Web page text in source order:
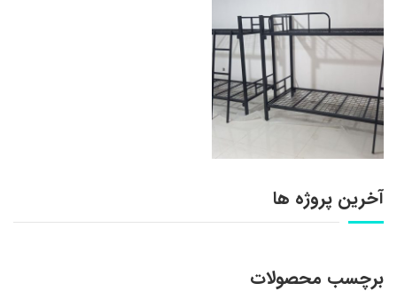
آخرین پروژه ها
برچسب محصولات